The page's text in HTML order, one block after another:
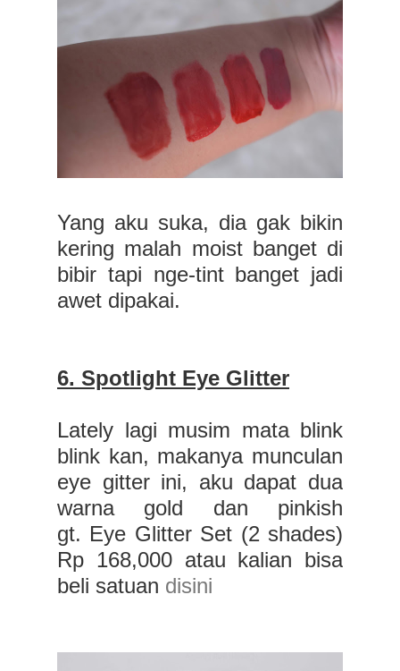
Yang aku suka, dia gak bikin
kering malah moist banget di
bibir tapi nge-tint banget jadi
awet dipakai.
6. Spotlight Eye Glitter
Lately lagi musim mata blink
blink kan, makanya munculan
eye gitter ini, aku dapat dua
warna gold dan pinkish
gt. Eye Glitter Set (2 shades)
Rp 168,000 atau kalian bisa
beli satuan disini